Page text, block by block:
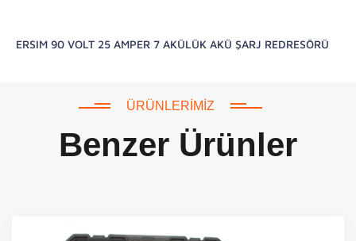
ERSIM 90 VOLT 25 AMPER 7 AKÜLÜK AKÜ ŞARJ REDRESÖRÜ
ÜRÜNLERIMIZ
Benzer Ürünler